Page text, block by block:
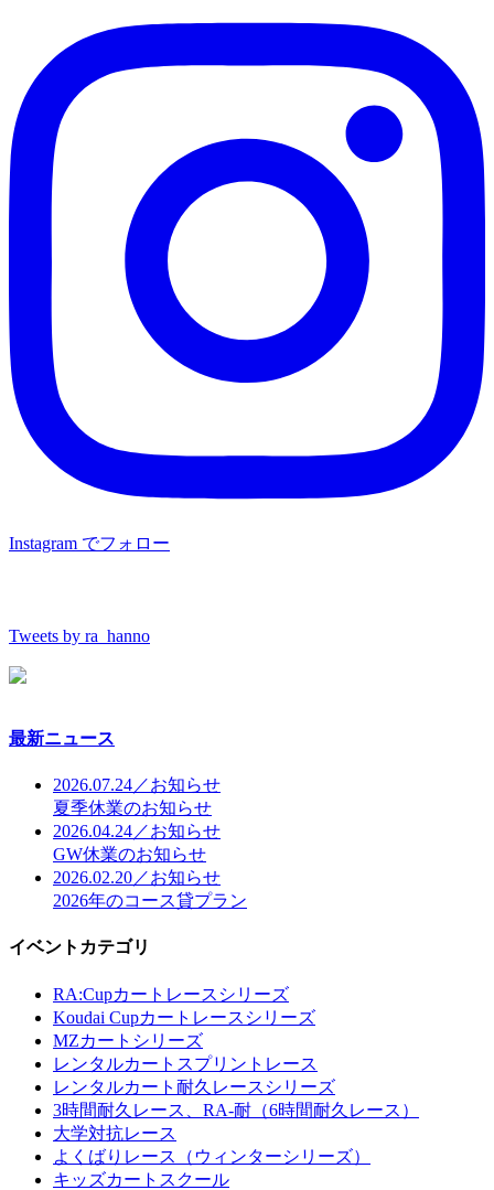
Instagram でフォロー
Tweets by ra_hanno
最新ニュース
2026.07.24／お知らせ
夏季休業のお知らせ
2026.04.24／お知らせ
GW休業のお知らせ
2026.02.20／お知らせ
2026年のコース貸プラン
イベントカテゴリ
RA:Cupカートレースシリーズ
Koudai Cupカートレースシリーズ
MZカートシリーズ
レンタルカートスプリントレース
レンタルカート耐久レースシリーズ
3時間耐久レース、RA-耐（6時間耐久レース）
大学対抗レース
よくばりレース（ウィンターシリーズ）
キッズカートスクール